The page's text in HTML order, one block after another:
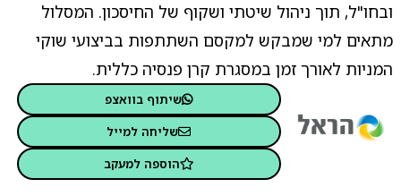
ובחו"ל, תוך ניהול שיטתי ושקוף של החיסכון. המסלול
מתאים למי שמבקש למקסם השתתפות בביצועי שוקי
המניות לאורך זמן במסגרת קרן פנסיה כללית.
שיתוף בוואצפ
שליחה למייל
הוספה למעקב